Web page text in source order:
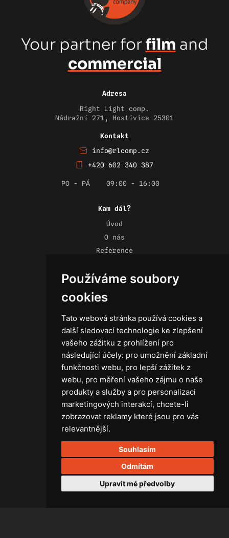
Používáme soubory
cookies
Tato webová stránka používá cookies a
další sledovací technologie ke zlepšení
vašeho zážitku z prohlížení pro
následující účely: pro umožnění základní
funkčnosti webu, pro lepší zážitek z
webu, pro měření vašeho zájmu o naše
produkty a služby a pro personalizaci
marketingových interakcí, chcete-li
zobrazovat reklamy které jsou pro vás
relevantnější.
Souhlasím
Odmítám
Upravit mé předvolby
Your partner forfilm and
commercial
Adresa
Right Light comp.
Nádražní 271, Hostivice 25301
Kontakt
info@rlcomp.cz
+420 602 340 387
PO - PÁ 09:00 - 16:00
Kam dál?
Úvod
O nás
Reference
Kontakt
Obchodní podmínky
Zásady ochrany osobních údajů
Technika
Světla
Příslušenství ke světlům
Osvětlovací technika GRIP
Baterie
Stativy
Ostatní
Rozvaděče a kabely
Spotřební materiál
Z75 MISC. (RŮZNÉ) Accessories